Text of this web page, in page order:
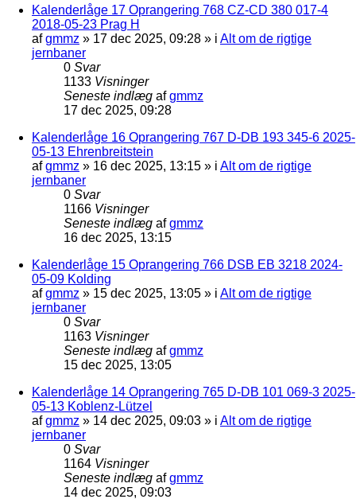
Kalenderlåge 17 Oprangering 768 CZ-CD 380 017-4
2018-05-23 Prag H
afgmmz » 17 dec 2025, 09:28 » i Alt om de rigtige
jernbaner
0 Svar
1133 Visninger
Seneste indlæg afgmmz
17 dec 2025, 09:28
Kalenderlåge 16 Oprangering 767 D-DB 193 345-6 2025-
05-13 Ehrenbreitstein
afgmmz » 16 dec 2025, 13:15 » i Alt om de rigtige
jernbaner
0 Svar
1166 Visninger
Seneste indlæg afgmmz
16 dec 2025, 13:15
Kalenderlåge 15 Oprangering 766 DSB EB 3218 2024-
05-09 Kolding
afgmmz » 15 dec 2025, 13:05 » i Alt om de rigtige
jernbaner
0 Svar
1163 Visninger
Seneste indlæg afgmmz
15 dec 2025, 13:05
Kalenderlåge 14 Oprangering 765 D-DB 101 069-3 2025-
05-13 Koblenz-Lützel
afgmmz » 14 dec 2025, 09:03 » i Alt om de rigtige
jernbaner
0 Svar
1164 Visninger
Seneste indlæg afgmmz
14 dec 2025, 09:03